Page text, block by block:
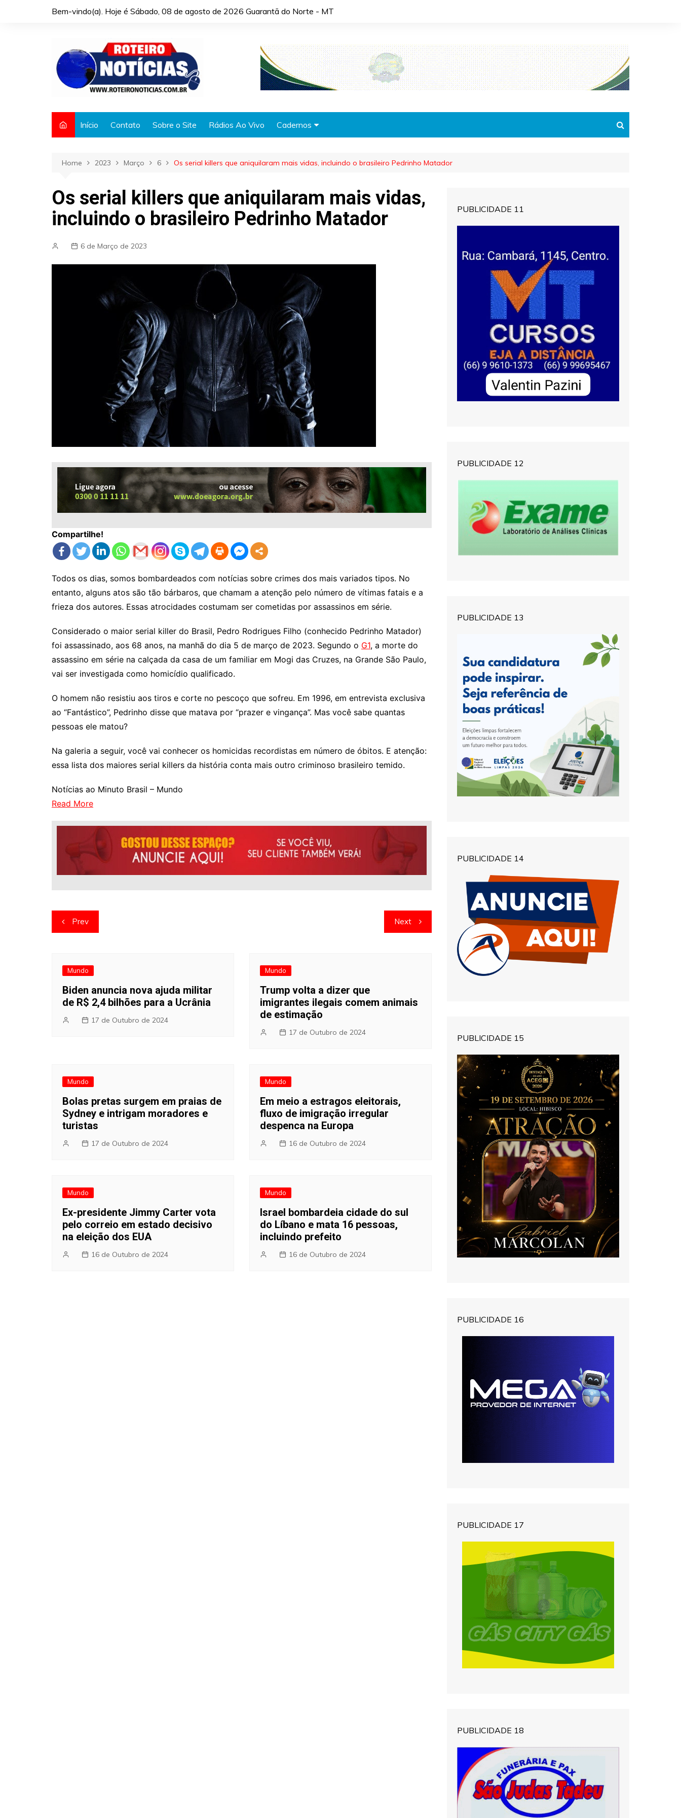
Bem-vindo(a). Hoje é Sábado, 08 de agosto de 2026 Guarantã do Norte - MT
Início Contato Sobre o Site Rádios Ao Vivo Cadernos
Automóveis
Cidades
Cultura
Justiça
Mundo
Política
Saúde
Home 2023 Março 6 Os serial killers que aniquilaram mais vidas, incluindo o brasileiro Pedrinho Matador
Os serial killers que aniquilaram mais vidas,
incluindo o brasileiro Pedrinho Matador
6 de Março de 2023
Compartilhe!
Todos os dias, somos bombardeados com notícias sobre crimes dos mais variados tipos. No
entanto, alguns atos são tão bárbaros, que chamam a atenção pelo número de vítimas fatais e a
frieza dos autores. Essas atrocidades costumam ser cometidas por assassinos em série.
Considerado o maior serial killer do Brasil, Pedro Rodrigues Filho (conhecido Pedrinho Matador)
foi assassinado, aos 68 anos, na manhã do dia 5 de março de 2023. Segundo o G1, a morte do
assassino em série na calçada da casa de um familiar em Mogi das Cruzes, na Grande São Paulo,
vai ser investigada como homicídio qualificado.
O homem não resistiu aos tiros e corte no pescoço que sofreu. Em 1996, em entrevista exclusiva
ao “Fantástico”, Pedrinho disse que matava por “prazer e vingança”. Mas você sabe quantas
pessoas ele matou?
Na galeria a seguir, você vai conhecer os homicidas recordistas em número de óbitos. E atenção:
essa lista dos maiores serial killers da história conta mais outro criminoso brasileiro temido.
Notícias ao Minuto Brasil – Mundo
Read More
Navegação
de
Prev Next
Mundo
Biden anuncia nova ajuda militar
de R$ 2,4 bilhões para a Ucrânia
17 de Outubro de 2024
Mundo
Trump volta a dizer que
imigrantes ilegais comem animais
de estimação
17 de Outubro de 2024
Mundo
Bolas pretas surgem em praias de
Sydney e intrigam moradores e
turistas
17 de Outubro de 2024
Mundo
Em meio a estragos eleitorais,
fluxo de imigração irregular
despenca na Europa
16 de Outubro de 2024
Mundo
Ex-presidente Jimmy Carter vota
pelo correio em estado decisivo
na eleição dos EUA
16 de Outubro de 2024
Mundo
Israel bombardeia cidade do sul
do Líbano e mata 16 pessoas,
incluindo prefeito
16 de Outubro de 2024
PUBLICIDADE 11
PUBLICIDADE 12
PUBLICIDADE 13
PUBLICIDADE 14
PUBLICIDADE 15
PUBLICIDADE 16
PUBLICIDADE 17
PUBLICIDADE 18